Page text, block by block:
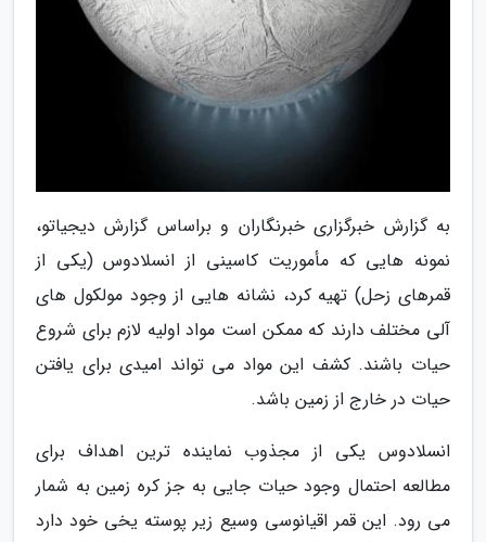
به گزارش خبرگزاری خبرنگاران و براساس گزارش دیجیاتو،
نمونه هایی که مأموریت کاسینی از انسلادوس (یکی از
قمرهای زحل) تهیه کرد، نشانه هایی از وجود مولکول های
آلی مختلف دارند که ممکن است مواد اولیه لازم برای شروع
حیات باشند. کشف این مواد می تواند امیدی برای یافتن
حیات در خارج از زمین باشد.
انسلادوس یکی از مجذوب نماینده ترین اهداف برای
مطالعه احتمال وجود حیات جایی به جز کره زمین به شمار
می رود. این قمر اقیانوسی وسیع زیر پوسته یخی خود دارد